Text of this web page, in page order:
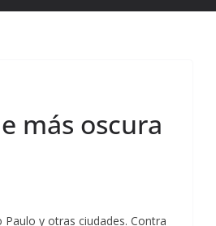
más oscura
y otras ciudades. Contra